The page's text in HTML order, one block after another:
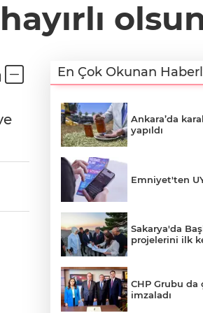
En Çok Okunan
Ankara’da
yapıldı
Emniyet'ten
Sakarya'da
projelerini ilk
CHP Grubu
imzaladı